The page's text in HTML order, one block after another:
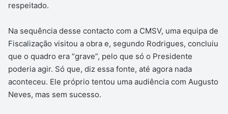
respeitado.
Na sequência desse contacto com a CMSV, uma equipa de
Fiscalização visitou a obra e, segundo Rodrigues, concluiu
que o quadro era “grave”, pelo que só o Presidente
poderia agir. Só que, diz essa fonte, até agora nada
aconteceu. Ele próprio tentou uma audiência com Augusto
Neves, mas sem sucesso.